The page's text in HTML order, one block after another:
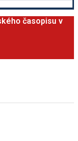
časopisu v